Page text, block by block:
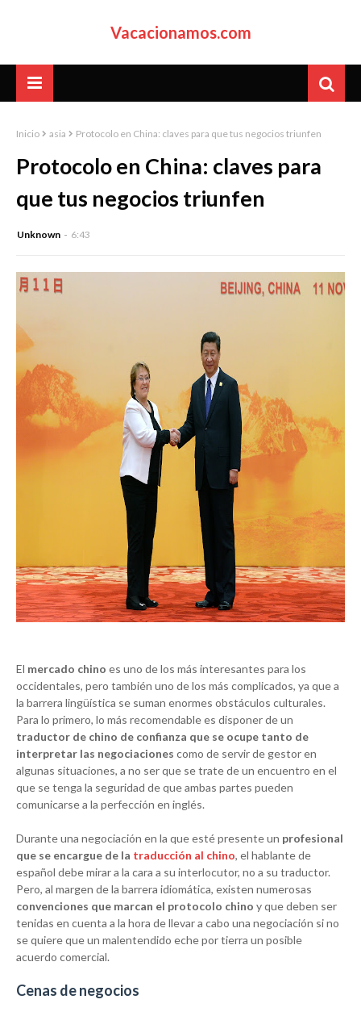
Vacacionamos.com
Inicio asia Protocolo en China: claves para que tus negocios triunfen
Protocolo en China: claves para
que tus negocios triunfen
Unknown 6:43
El mercado chino es uno de los más interesantes para los
occidentales, pero también uno de los más complicados, ya que a
la barrera lingüística se suman enormes obstáculos culturales.
Para lo primero, lo más recomendable es disponer de un
traductor de chino de confianza que se ocupe tanto de
interpretar las negociaciones como de servir de gestor en
algunas situaciones, a no ser que se trate de un encuentro en el
que se tenga la seguridad de que ambas partes pueden
comunicarse a la perfección en inglés.
Durante una negociación en la que esté presente un profesional
que se encargue de la traducción al chino, el hablante de
español debe mirar a la cara a su interlocutor, no a su traductor.
Pero, al margen de la barrera idiomática, existen numerosas
convenciones que marcan el protocolo chino y que deben ser
tenidas en cuenta a la hora de llevar a cabo una negociación si no
se quiere que un malentendido eche por tierra un posible
acuerdo comercial.
Cenas de negocios